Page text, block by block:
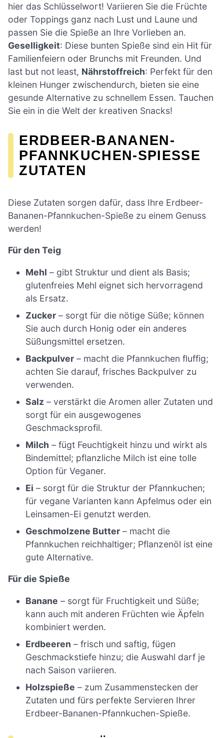
hier das Schlüsselwort! Variieren Sie die Früchte
oder Toppings ganz nach Lust und Laune und
passen Sie die Spieße an Ihre Vorlieben an.
Geselligkeit: Diese bunten Spieße sind ein Hit für
Familienfeiern oder Brunchs mit Freunden. Und
last but not least, Nährstoffreich: Perfekt für den
kleinen Hunger zwischendurch, bieten sie eine
gesunde Alternative zu schnellem Essen. Tauchen
Sie ein in die Welt der kreativen Snacks!
ERDBEER-BANANEN-
PFANNKUCHEN-SPIESSE Z
UTATEN
Diese Zutaten sorgen dafür, dass Ihre Erdbeer-
Bananen-Pfannkuchen-Spieße zu einem Genuss
werden!
Für den Teig
Mehl – gibt Struktur und dient als Basis;
glutenfreies Mehl eignet sich hervorragend
als Ersatz.
Zucker – sorgt für die nötige Süße; können
Sie auch durch Honig oder ein anderes
Süßungsmittel ersetzen.
Backpulver – macht die Pfannkuchen fluffig;
achten Sie darauf, frisches Backpulver zu
verwenden.
Salz – verstärkt die Aromen aller Zutaten und
sorgt für ein ausgewogenes
Geschmacksprofil.
Milch – fügt Feuchtigkeit hinzu und wirkt als
Bindemittel; pflanzliche Milch ist eine tolle
Option für Veganer.
Ei – sorgt für die Struktur der Pfannkuchen;
für vegane Varianten kann Apfelmus oder ein
Leinsamen-Ei genutzt werden.
Geschmolzene Butter – macht die
Pfannkuchen reichhaltiger; Pflanzenöl ist eine
gute Alternative.
Für die Spieße
Banane – sorgt für Fruchtigkeit und Süße;
kann auch mit anderen Früchten wie Äpfeln
kombiniert werden.
Erdbeeren – frisch und saftig, fügen
Geschmackstiefe hinzu; die Auswahl darf je
nach Saison variieren.
Holzspieße – zum Zusammenstecken der
Zutaten und fürs perfekte Servieren Ihrer
Erdbeer-Bananen-Pfannkuchen-Spieße.